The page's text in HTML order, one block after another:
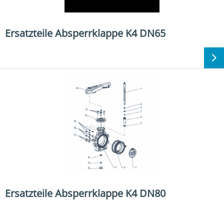
Ersatzteile Absperrklappe K4 DN65
Ersatzteile Absperrklappe K4 DN80